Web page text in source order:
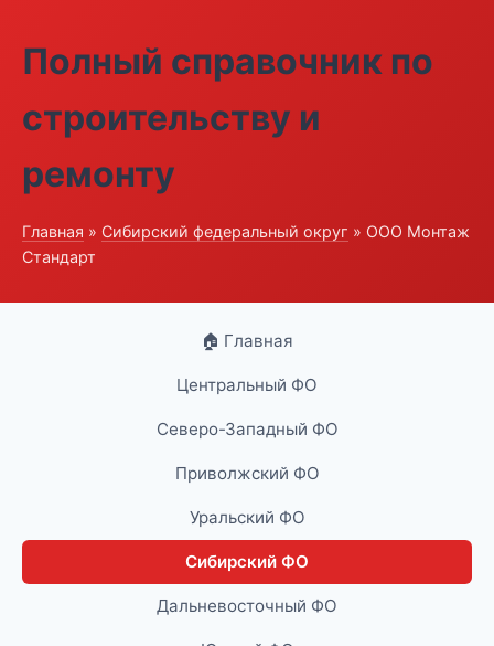
Полный справочник по
строительству и
ремонту
Главная » Сибирский федеральный округ » ООО Монтаж
Стандарт
🏠 Главная
Центральный ФО
Северо-Западный ФО
Приволжский ФО
Уральский ФО
Сибирский ФО
Дальневосточный ФО